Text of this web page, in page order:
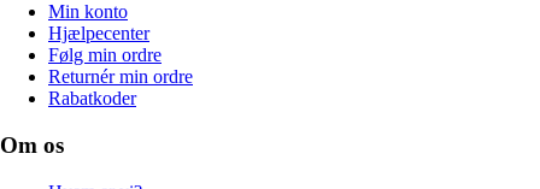
Min konto
Hjælpecenter
Følg min ordre
Returnér min ordre
Rabatkoder
Om os